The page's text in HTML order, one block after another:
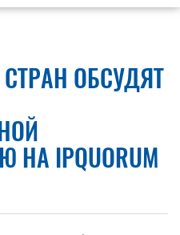
ОБСУДЯТ
IPQUORUM